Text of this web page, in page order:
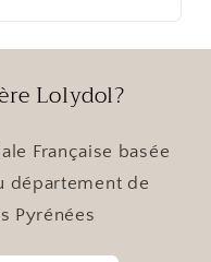
Lolydol?
Française basée
département de
Pyrénées